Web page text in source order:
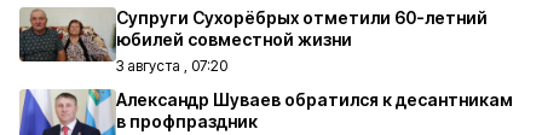
Супруги Сухорёбрых отметили 60-летний
юбилей совместной жизни
3 августа , 07:20
Александр Шуваев обратился к десантникам
в профпраздник